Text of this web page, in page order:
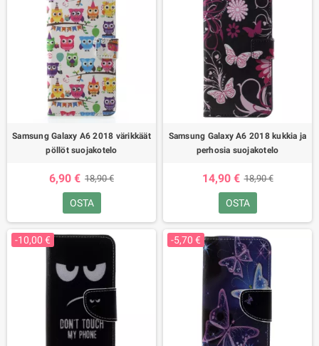
Samsung Galaxy A6 2018 värikkäät
pöllöt suojakotelo
6,90 € 18,90 €
OSTA
Samsung Galaxy A6 2018 kukkia ja
perhosia suojakotelo
14,90 € 18,90 €
OSTA
-10,00 € -5,70 €